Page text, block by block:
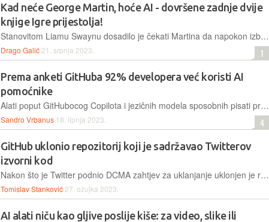
Kad neće George Martin, hoće AI - dovršene zadnje dvije
knjige Igre prijestolja!
Stanovitom Liamu Swaynu dosadilo je čekati Martina da napokon izbaci Vjetrove Zime i San o proljeću i natjerao je ChatGPT da to uradi. Rezultati nisu toliko grozni
Drago Galić 21. srpnja 2023. 1
Prema anketi GitHuba 92% developera već koristi AI
pomoćnike
Alati poput GitHubocog Copilota i jezičnih modela sposobnih pisati programski kod vrlo brzo su postali popularnima među programerima. Nova anketa otkriva koliko i zašto ih developeri koriste
Sandro Vrbanus 18. lipnja 2023. 4
GitHub uklonio repozitorij koji je sadržavao Twitterov
izvorni kod
Nakon što je Twitter podnio DCMA zahtjev za uklanjanje uklonjen je repozitorij korisnika pod imenom "FreeSpeechEnthusiast" koji je sadržavao Twitterov izvorni kod
Tomislav Stanković 27. ožujka 2023.
AI alati niču kao gljive poslije kiše: za video, slike ili